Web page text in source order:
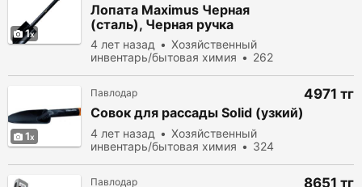
1
Лопата Maximus Черная
(сталь), Черная ручка
4 лет назад
Хозяйственный
инвентарь/бытовая химия
262
1
Павлодар
Совок для рассады Solid (узкий)
4 лет назад
Хозяйственный
инвентарь/бытовая химия
324
4971 тг
Павлодар 8651 тг